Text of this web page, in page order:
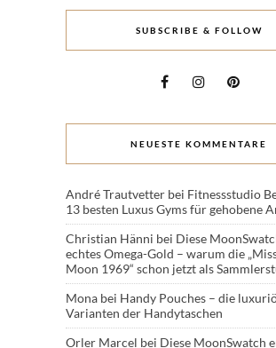
SUBSCRIBE & FOLLOW
NEUESTE KOMMENTARE
André Trautvetter bei Fitnessstudio
13 besten Luxus Gyms für gehobene
Christian Hänni bei Diese
echtes Omega-Gold – warum die
Moon 1969“ schon jetzt als
Mona bei Handy Pouches – die
Varianten der Handytaschen
Orler Marcel bei Diese MoonSwatch